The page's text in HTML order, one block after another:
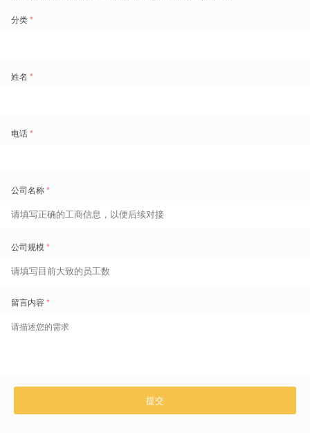
大。但我想跟大家分享的是，无论是二十大的政策，还是最近无数
既然可持续发展（包括ESG的理念）是全球的趋势，那摆在我们面
可以找到战略化的差异性。
2019年，我第一次提出了商业向善三部曲理论，现在我把它迭代为